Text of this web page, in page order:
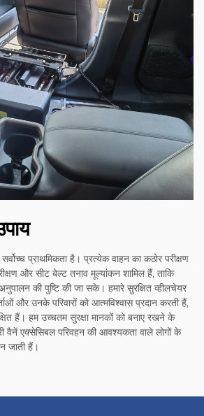
सर्वोच्च प्राथमिकता है। प्रत्येक वाहन का कठोर परीक्षण
और सीट बेल्ट तनाव मूल्यांकन शामिल हैं, ताकि
अनुपालन की पुष्टि की जा सके। हमारे सुरक्षित व्हीलचेयर
और उनके परिवारों को आत्मविश्वास प्रदान करती हैं,
हैं। हम उच्चतम सुरक्षा मानकों को बनाए रखने के
वैनें एक्सेसिबल परिवहन की आवश्यकता वाले लोगों के
जाती हैं।